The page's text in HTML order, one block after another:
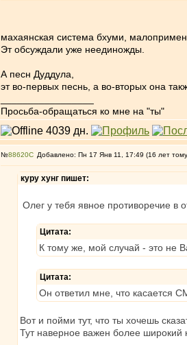
махаянская система бхуми,
Эт обсуждали уже неединожды.
А песн Дуддула,
эт во-первых песнь, а во-вторых она
Просьба-обращаться ко мне на "ты"
№88620 Добавлено: Пн 17 Янв 11, 17:49 (16 лет
куру хунг пишет:
Олег у тебя явное противоречие в
Цитата:
К тому же, мой случай - это не
Цитата:
Он ответил мне, что касается
Вот и пойми тут, что ты хочешь
Тут наверное важен более широкий